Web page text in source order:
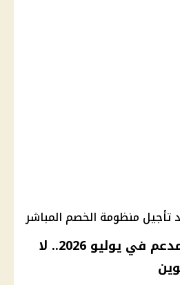
تأجيل منظومة الخصم المباشر
سعر رغيف الخبز المدعم في يوليو 2026.. لا